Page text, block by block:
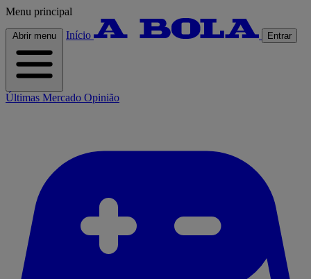
Menu principal
Abrir menu Início Entrar
Últimas Mercado Opinião